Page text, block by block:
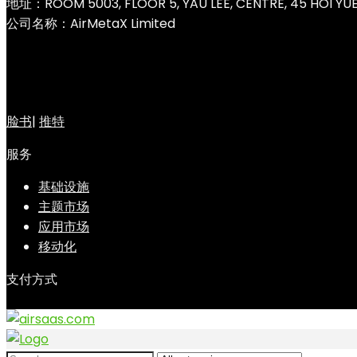
公司名称：AirMetaX Limited
脸书| 推特
服务
基础设施
主题市场
应用市场
移动化
支付方式